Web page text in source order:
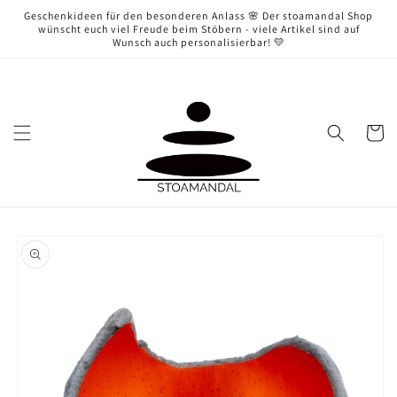
zum
Inhalt
Geschenkideen für den besonderen Anlass 🌸 Der stoamandal Shop
wünscht euch viel Freude beim Stöbern - viele Artikel sind auf
Wunsch auch personalisierbar! 💛